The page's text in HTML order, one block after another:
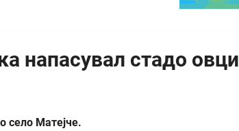
напасувал стадо овци
село Матејче.